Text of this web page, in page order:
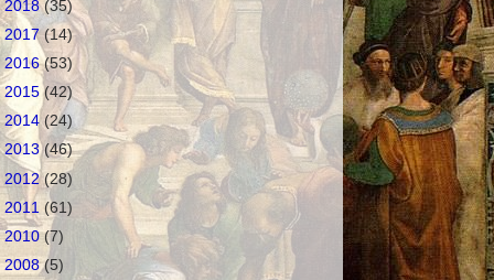
2018(35)
2017 (14)
2016(53)
2015(42)
2014(24)
2013(46)
2012(28)
2011 (61)
2010(7)
2008(5)